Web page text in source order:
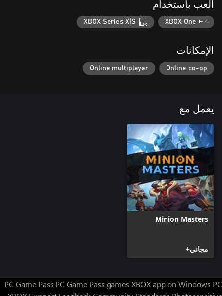
العب باستخدام
XBOX One
XBOX Series X|S
الإمكانات
Online co-op
Online multiplayer
يعمل مع
Minion Masters
مجاني+
PC Game Pass PC Game Pass games XBOX app on Windows PC